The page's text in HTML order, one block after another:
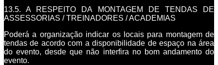
13.5. A RESPEITO DA MONTAGEM DE TENDAS DE
ASSESSORIAS / TREINADORES / ACADEMIAS
Poderá a organização indicar os locais para montagem de
tendas de acordo com a disponibilidade de espaço na área
do evento, desde que não interfira no bom andamento do
evento.